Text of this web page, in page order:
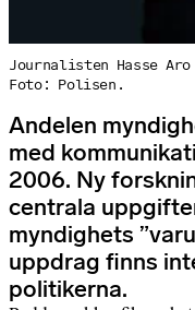
Journalisten Hasse
Foto: Polisen.
Andelen
med
2006. Ny
centrala
myndighets
uppdrag finns
politikerna.